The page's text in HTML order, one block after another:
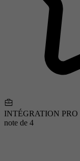
INTÉGRATION PRO
note de 4